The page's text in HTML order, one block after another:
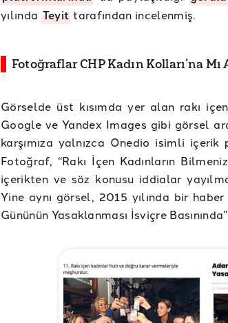
yılında Teyit tarafından incelenmiş.
Fotoğraflar CHP Kadın Kolları’na Mı
Görselde üst kısımda yer alan rakı
Google ve Yandex Images gibi görsel
karşımıza yalnızca Onedio isimli
Fotoğraf, “Rakı İçen Kadınların
içerikten ve söz konusu iddialar
Yine aynı görsel, 2015 yılında bir haber
Gününün Yasaklanması İsviçre